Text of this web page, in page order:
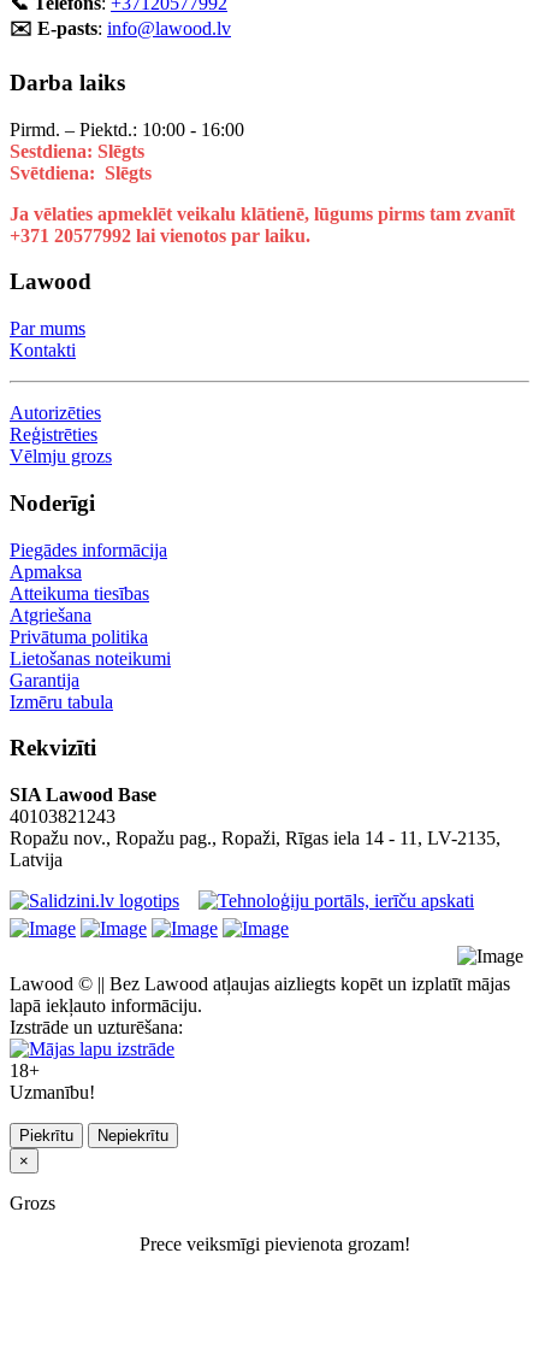
✉️ E-pasts: info@lawood.lv
Darba laiks
Pirmd. – Piektd.: 10:00 - 16:00
Sestdiena: Slēgts
Svētdiena: Slēgts
Ja vēlaties apmeklēt veikalu klātienē, lūgums pirms tam zvanīt
+371 20577992 lai vienotos par laiku.
Lawood
Par mums
Kontakti
Autorizēties
Reģistrēties
Vēlmju grozs
Noderīgi
Piegādes informācija
Apmaksa
Atteikuma tiesības
Atgriešana
Privātuma politika
Lietošanas noteikumi
Garantija
Izmēru tabula
Rekvizīti
SIA Lawood Base
40103821243
Ropažu nov., Ropažu pag., Ropaži, Rīgas iela 14 - 11, LV-2135,
Latvija
Lawood © || Bez Lawood atļaujas aizliegts kopēt un izplatīt mājas
lapā iekļauto informāciju.
Izstrāde un uzturēšana:
18+
Uzmanību!
Piekrītu
Nepiekrītu
×
Grozs
Prece veiksmīgi pievienota grozam!